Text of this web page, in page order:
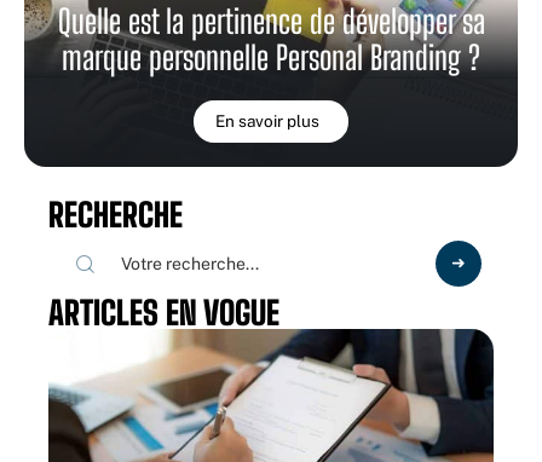
Quelle est la pertinence de développer sa
marque personnelle Personal Branding ?
En savoir plus
RECHERCHE
ARTICLES EN VOGUE